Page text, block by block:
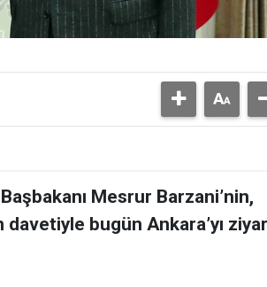
Mesrur Barzani’nin,
davetiyle bugün Ankara’yı